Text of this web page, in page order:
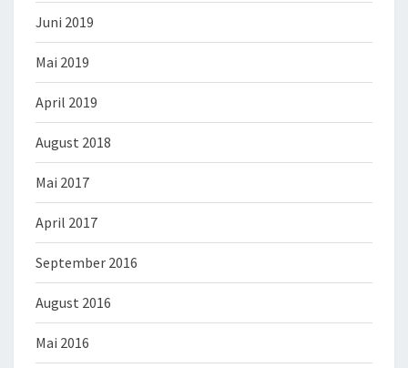
Juni 2019
Mai 2019
April 2019
August 2018
Mai 2017
April 2017
September 2016
August 2016
Mai 2016